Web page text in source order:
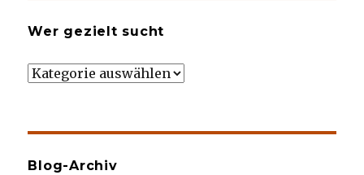
Wer gezielt sucht
Wer
Blog-Archiv